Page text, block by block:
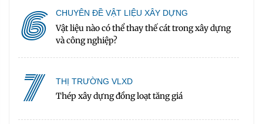
6 CHUYÊN ĐỀ VẬT LIỆU XÂY DỰNG
Vật liệu nào có thể thay thế cát trong xây dựng
và công nghiệp?
7 THỊ TRƯỜNG VLXD
Thép xây dựng đồng loạt tăng giá